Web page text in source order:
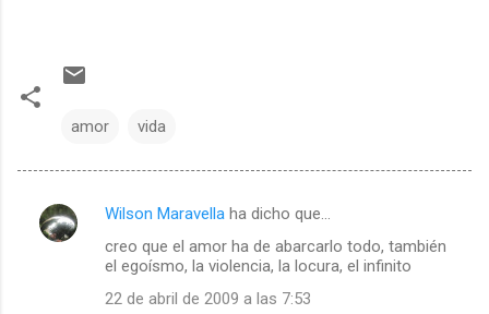
amor vida
C
Wilson Maravella ha dicho que…
creo que el amor ha de abarcarlo todo, también
el egoísmo, la violencia, la locura, el infinito
22 de abril de 2009 a las 7:53